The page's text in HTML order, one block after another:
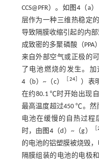
CCS@PFR）。如 图4（a）
层作为一种三维热稳定
导致隔膜收缩引起的内
成致密的多聚磷酸（
来自外部空气或正极的
了电池燃烧的发生。
4（b）~（c） ［24］ ）表
在约80.1 ℃时开始出现
最高温度超过450 ℃。然
电池在缓慢的自热过程
时，由 图4（d）~（g） ［
的电池的铝塑膜被烧毁，
隔膜组装的电池的电极